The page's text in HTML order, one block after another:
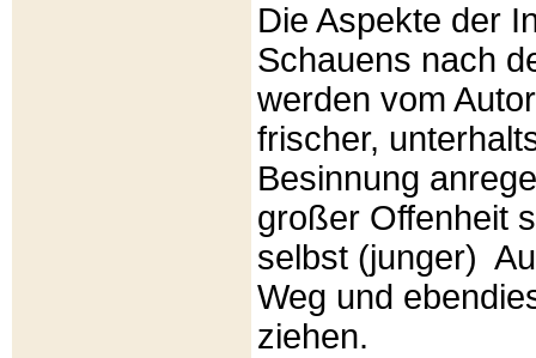
Die Aspekte der
Schauens nach
werden vom
frischer,
Besinnung
großer Offenheit
selbst (junger)
Weg und
ziehen.